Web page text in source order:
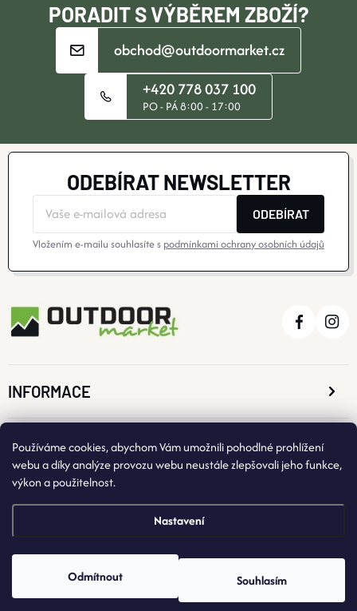
Používáme cookies, abychom Vám umožnili pohodlné prohlížení
webu a díky analýze provozu webu neustále zlepšovali jeho funkce,
výkon a použitelnost.
Nastavení
Odmítnout Souhlasím
PORADIT S VÝBĚREM ZBOŽÍ?
obchod@outdoormarket.cz
+420 778 037 100
PO - PÁ 8:00 - 17:00
ODEBÍRAT NEWSLETTER
ODEBÍRAT
Vložením e-mailu souhlasíte s podmínkami ochrany osobních údajů
INFORMACE
O NÁKUPU
Copyright 2026OutdoorMarket . Všechna práva vyhrazena.